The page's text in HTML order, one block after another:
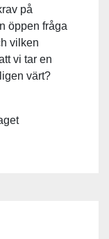
på
öppen fråga
vilken
vi tar en
värt?